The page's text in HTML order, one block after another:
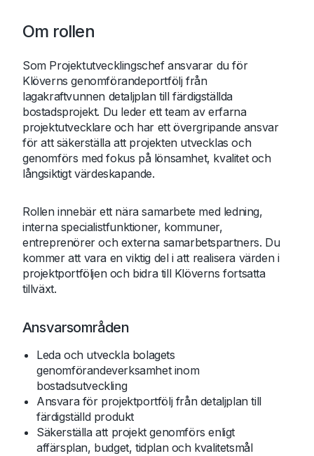
Om rollen
Som Projektutvecklingschef ansvarar du för
Klöverns genomförandeportfölj från
lagakraftvunnen detaljplan till färdigställda
bostadsprojekt. Du leder ett team av erfarna
projektutvecklare och har ett övergripande ansvar
för att säkerställa att projekten utvecklas och
genomförs med fokus på lönsamhet, kvalitet och
långsiktigt värdeskapande.
Rollen innebär ett nära samarbete med ledning,
interna specialistfunktioner, kommuner,
entreprenörer och externa samarbetspartners. Du
kommer att vara en viktig del i att realisera värden i
projektportföljen och bidra till Klöverns fortsatta
tillväxt.
Ansvarsområden
Leda och utveckla bolagets
genomförandeverksamhet inom
bostadsutveckling
Ansvara för projektportfölj från detaljplan till
färdigställd produkt
Säkerställa att projekt genomförs enligt
affärsplan, budget, tidplan och kvalitetsmål